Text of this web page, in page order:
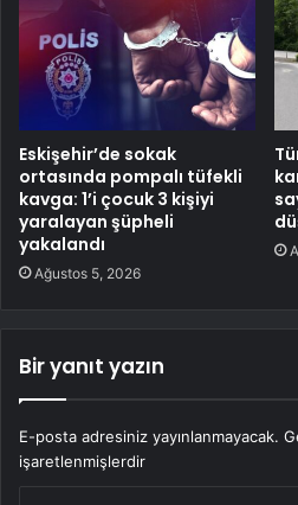
Eskişehir’de sokak
ortasında pompalı tüfekli
kavga: 1’i çocuk 3 kişiyi
yaralayan şüpheli
yakalandı
Ağustos 5, 2026
Bir yanıt yazın
E-posta adresiniz yayınlanmayacak.
işaretlenmişlerdir